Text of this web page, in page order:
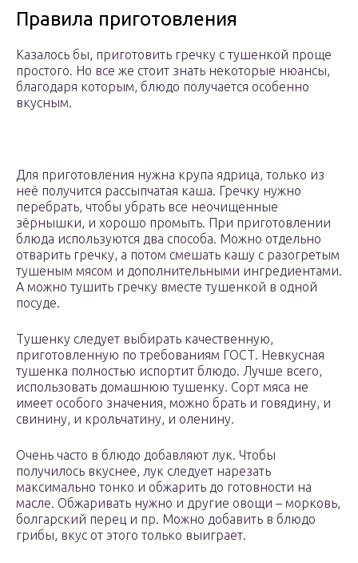
Правила приготовления
Казалось бы, приготовить гречку с тушенкой проще
простого. Но все же стоит знать некоторые нюансы,
благодаря которым, блюдо получается особенно
вкусным.
Для приготовления нужна крупа ядрица, только из
неё получится рассыпчатая каша. Гречку нужно
перебрать, чтобы убрать все неочищенные
зёрнышки, и хорошо промыть. При приготовлении
блюда используются два способа. Можно отдельно
отварить гречку, а потом смешать кашу с разогретым
тушеным мясом и дополнительными ингредиентами.
А можно тушить гречку вместе тушенкой в одной
посуде.
Тушенку следует выбирать качественную,
приготовленную по требованиям ГОСТ. Невкусная
тушенка полностью испортит блюдо. Лучше всего,
использовать домашнюю тушенку. Сорт мяса не
имеет особого значения, можно брать и говядину, и
свинину, и крольчатину, и оленину.
Очень часто в блюдо добавляют лук. Чтобы
получилось вкуснее, лук следует нарезать
максимально тонко и обжарить до готовности на
масле. Обжаривать нужно и другие овощи – морковь,
болгарский перец и пр. Можно добавить в блюдо
грибы, вкус от этого только выиграет.